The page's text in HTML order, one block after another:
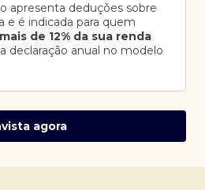
apresenta deduções sobre
e é indicada para quem
de 12% da sua renda
declaração anual no modelo
agora